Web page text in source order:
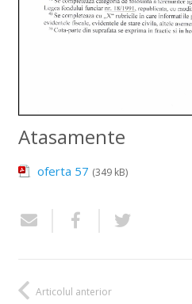
Atasamente
oferta 57 (349 kB)
Articolul anterior